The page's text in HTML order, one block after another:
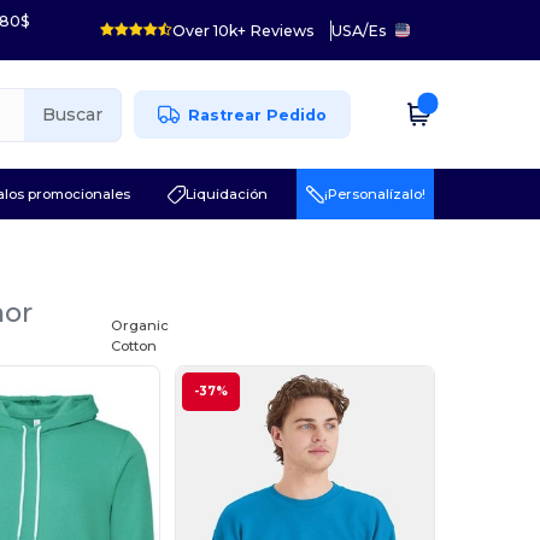
Over 10k+ Reviews USA/Es
Buscar Rastrear Pedido
promocionales Liquidación ¡Personalízalo!
-37%
Organic
Cotton